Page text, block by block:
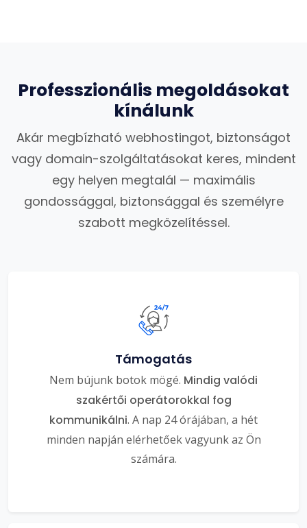
Professzionális megoldásokat
kínálunk
Akár megbízható webhostingot, biztonságot
vagy domain-szolgáltatásokat keres, mindent
egy helyen megtalál — maximális
gondossággal, biztonsággal és személyre
szabott megközelítéssel.
Támogatás
Nem bújunk botok mögé. Mindig valódi
szakértői operátorokkal fog
kommunikálni. A nap 24 órájában, a hét
minden napján elérhetőek vagyunk az Ön
számára.